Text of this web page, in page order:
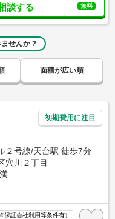
談する 無料
せんか？
面積が広い順
初期費用に注目
２号線/天台駅 徒歩7分
穴川２丁目
証会社利用等条件有）